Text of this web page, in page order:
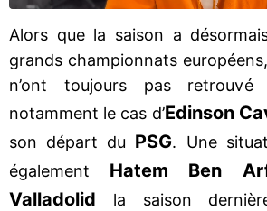
Alors que la saison a
grands championnats
n’ont toujours pas retrouvé
notamment le cas d’Edinson
son départ du PSG. Une
également Hatem Ben
Valladolid la saison